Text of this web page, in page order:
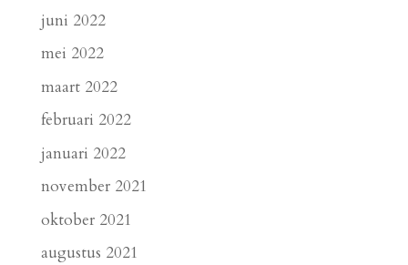
juni 2022
mei 2022
maart 2022
februari 2022
januari 2022
november 2021
oktober 2021
augustus 2021